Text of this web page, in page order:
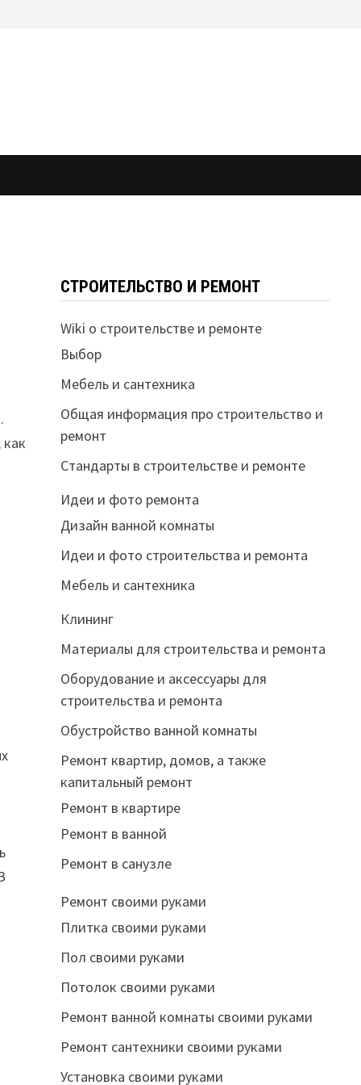
СТРОИТЕЛЬСТВО И РЕМОНТ
Wiki о строительстве и ремонте
Выбор
Мебель и сантехника
Общая информация про строительство и
ремонт
Стандарты в строительстве и ремонте
Идеи и фото ремонта
Дизайн ванной комнаты
Идеи и фото строительства и ремонта
Мебель и сантехника
Клининг
Материалы для строительства и ремонта
Оборудование и аксессуары для
строительства и ремонта
Обустройство ванной комнаты
Ремонт квартир, домов, а также
капитальный ремонт
Ремонт в квартире
Ремонт в ванной
Ремонт в санузле
Ремонт своими руками
Плитка своими руками
Пол своими руками
Потолок своими руками
Ремонт ванной комнаты своими руками
Ремонт сантехники своими руками
Установка своими руками